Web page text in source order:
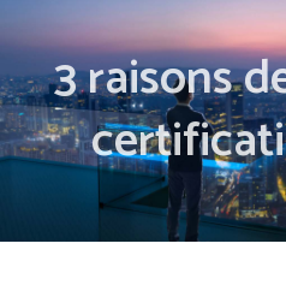
3 raisons